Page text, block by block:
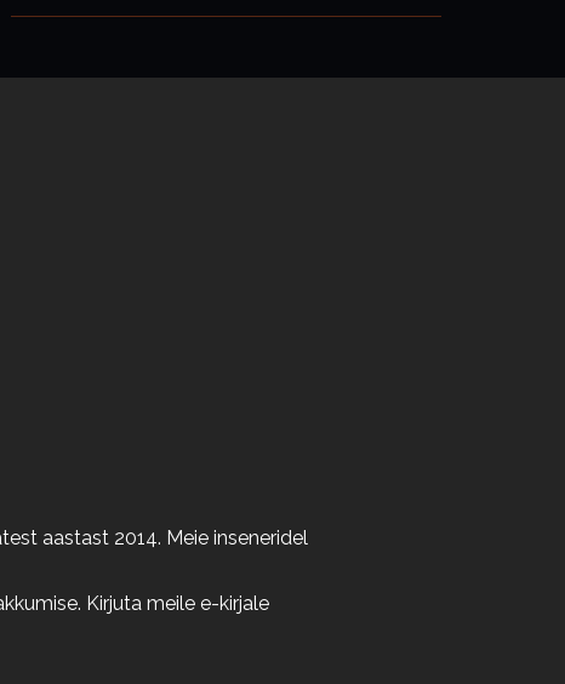
aastast 2014. Meie inseneridel
Kirjuta meile e-kirjale